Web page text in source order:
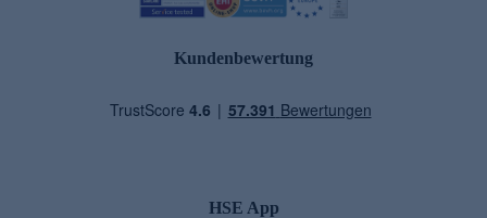
Kundenbewertung
HSE App